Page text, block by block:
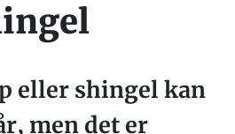
eller shingel kan
men det er